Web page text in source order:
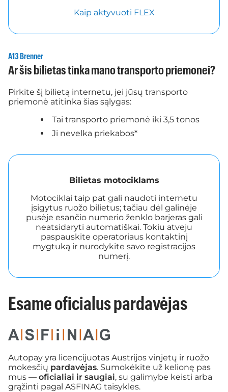
Kaip aktyvuoti FLEX
A13 Brenner
Ar šis bilietas tinka mano transporto priemonei?
Pirkite šį bilietą internetu, jei jūsų transporto
priemonė atitinka šias sąlygas:
Tai transporto priemonė iki 3,5 tonos
Ji nevelka priekabos*
Bilietas motociklams
Motociklai taip pat gali naudoti internetu
įsigytus ruožo bilietus; tačiau dėl galinėje
pusėje esančio numerio ženklo barjeras gali
neatsidaryti automatiškai. Tokiu atveju
paspauskite operatoriaus kontaktinį
mygtuką ir nurodykite savo registracijos
numerį.
Esame oficialus pardavėjas
Autopay yra licencijuotas Austrijos vinjetų ir ruožo
mokesčių pardavėjas. Sumokėkite už kelionę pas
mus — oficialiai ir saugiai, su galimybe keisti arba
grąžinti pagal ASFINAG taisykles.